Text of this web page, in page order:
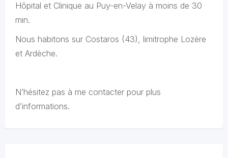
Hôpital et Clinique au Puy-en-Velay à moins de 30
min.
Nous habitons sur Costaros (43), limitrophe Lozère
et Ardèche.
N’hésitez pas à me contacter pour plus
d’informations.